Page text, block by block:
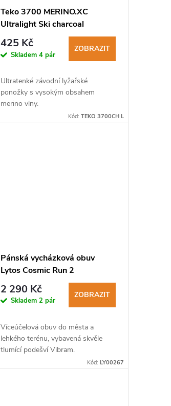
Teko 3700 MERINO.XC
Ultralight Ski charcoal
lyžařské ponožky
425 Kč
Skladem 4 pár
ZOBRAZIT
Ultratenké závodní lyžařské
ponožky s vysokým obsahem
merino vlny.
Kód: TEKO 3700CH L
Pánská vycházková obuv
Lytos Cosmic Run 2
WaterProof nero-lime
2 290 Kč
Skladem 2 pár
ZOBRAZIT
Víceúčelová obuv do města a
lehkého terénu, vybavená skvěle
tlumící podešví Vibram.
Kód: LY00267